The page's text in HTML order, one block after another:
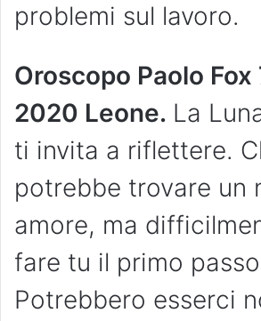
problemi sul lavoro.
Oroscopo Paolo Fox
2020 Leone. La
ti invita a riflettere.
potrebbe trovare un
amore, ma
fare tu il primo
Potrebbero esserci